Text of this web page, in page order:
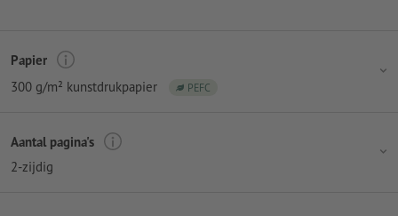
Papier
300 g/m² kunstdrukpapier
PEFC
Aantal pagina's
2-zijdig